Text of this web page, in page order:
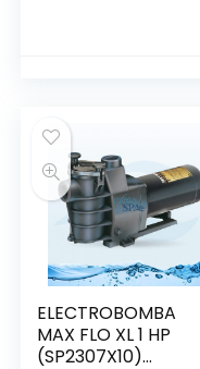
ELECTROBOMBA
MAX FLO XL 1 HP
(SP2307X10)